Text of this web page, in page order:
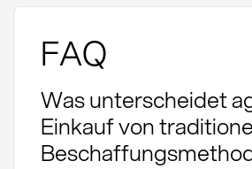
FAQ
Was unterscheidet
Einkauf von